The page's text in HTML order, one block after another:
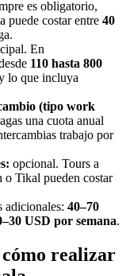
es obligatorio,
puede costar entre 40
En
110 hasta 800
lo que incluya
(tipo work
una cuota anual
trabajo por
opcional. Tours a
Tikal pueden costar
adicionales: 40–70
USD por semana.
cómo realizar